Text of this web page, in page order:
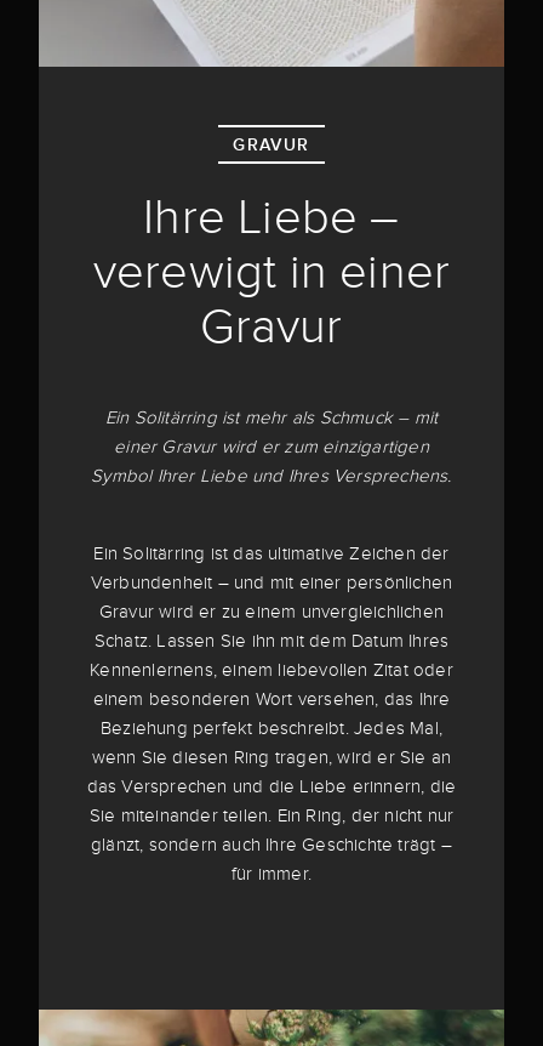
GRAVUR
Ihre Liebe –
verewigt in einer
Gravur
Ein Solitärring ist mehr als Schmuck – mit
einer Gravur wird er zum einzigartigen
Symbol Ihrer Liebe und Ihres Versprechens.
Ein Solitärring ist das ultimative Zeichen der
Verbundenheit – und mit einer persönlichen
Gravur wird er zu einem unvergleichlichen
Schatz. Lassen Sie ihn mit dem Datum Ihres
Kennenlernens, einem liebevollen Zitat oder
einem besonderen Wort versehen, das Ihre
Beziehung perfekt beschreibt. Jedes Mal,
wenn Sie diesen Ring tragen, wird er Sie an
das Versprechen und die Liebe erinnern, die
Sie miteinander teilen. Ein Ring, der nicht nur
glänzt, sondern auch Ihre Geschichte trägt –
für immer.